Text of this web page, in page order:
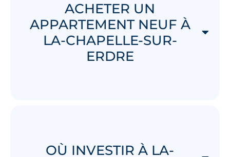
ACHETER UN
APPARTEMENT NEUF À
LA-CHAPELLE-SUR-
ERDRE
OÙ INVESTIR À LA-